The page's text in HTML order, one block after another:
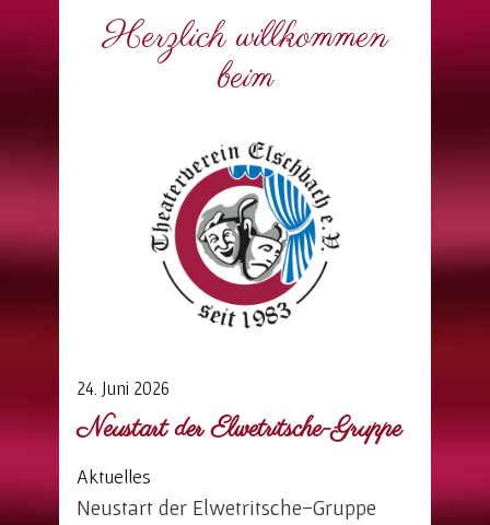
Herzlich willkommen
beim
24. Juni 2026
Neustart der Elwetritsche-Gruppe
Aktuelles
Neustart der Elwetritsche-Gruppe